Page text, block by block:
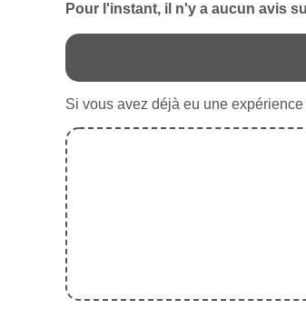
Pour l'instant, il n'y a aucun avis
Si vous avez déjà eu une